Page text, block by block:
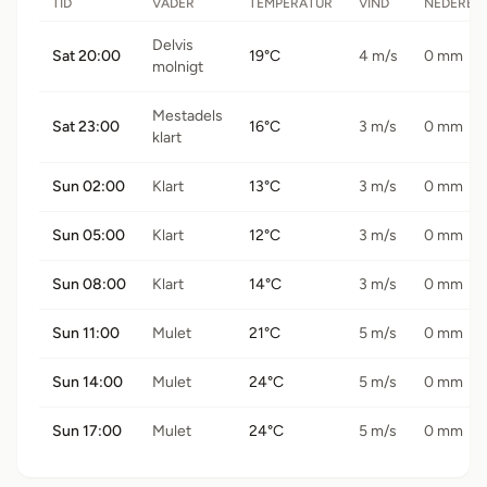
TID VÄDER TEMPERATUR VIND
Sat 20:00
Delvis
molnigt
19°C 4 m/s 0 mm
Sat 23:00
Mestadels
klart
16°C 3 m/s 0 mm
Sun 02:00 Klart 13°C 3 m/s 0 mm
Sun 05:00 Klart 12°C 3 m/s 0 mm
Sun 08:00 Klart 14°C 3 m/s 0 mm
Sun 11:00 Mulet 21°C 5 m/s 0 mm
Sun 14:00 Mulet 24°C 5 m/s 0 mm
Sun 17:00 Mulet 24°C 5 m/s 0 mm